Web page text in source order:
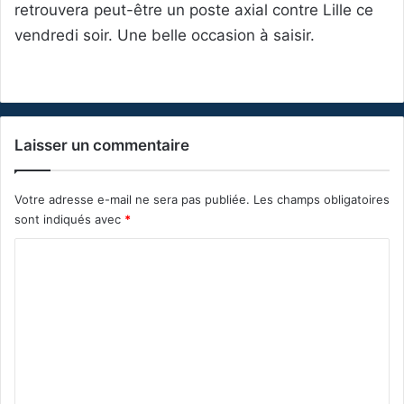
retrouvera peut-être un poste axial contre Lille ce
vendredi soir. Une belle occasion à saisir.
Laisser un commentaire
Votre adresse e-mail ne sera pas publiée. Les champs obligatoires
sont indiqués avec *